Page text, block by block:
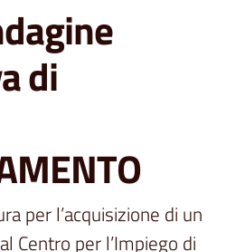
di
per l’acquisizione di un
Centro per l’Impiego di